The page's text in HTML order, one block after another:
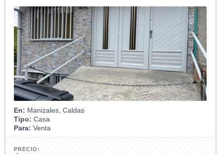
En: Manizales, Caldas
Tipo: Casa
Para: Venta
PRECIO: